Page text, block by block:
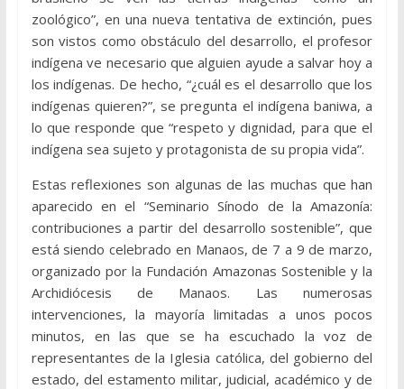
zoológico”, en una nueva tentativa de extinción, pues
son vistos como obstáculo del desarrollo, el profesor
indígena ve necesario que alguien ayude a salvar hoy a
los indígenas. De hecho, “¿cuál es el desarrollo que los
indígenas quieren?”, se pregunta el indígena baniwa, a
lo que responde que “respeto y dignidad, para que el
indígena sea sujeto y protagonista de su propia vida”.
Estas reflexiones son algunas de las muchas que han
aparecido en el “Seminario Sínodo de la Amazonía:
contribuciones a partir del desarrollo sostenible”, que
está siendo celebrado en Manaos, de 7 a 9 de marzo,
organizado por la Fundación Amazonas Sostenible y la
Archidiócesis de Manaos. Las numerosas
intervenciones, la mayoría limitadas a unos pocos
minutos, en las que se ha escuchado la voz de
representantes de la Iglesia católica, del gobierno del
estado, del estamento militar, judicial, académico y de